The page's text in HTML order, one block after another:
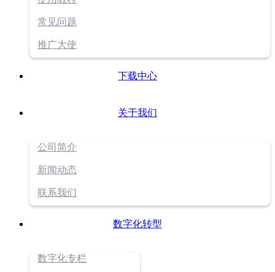
常见问题
推广大使
下载中心
关于我们
公司简介
新闻动态
联系我们
数字化转型
数字化专栏